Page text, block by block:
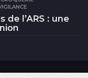
l’ARS : une